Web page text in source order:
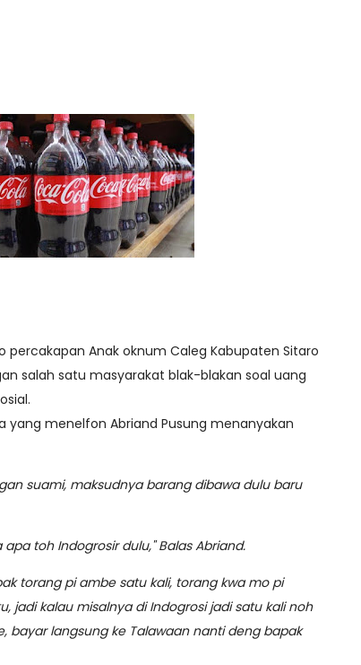
percakapan Anak oknum Caleg Kabupaten Sitaro
salah satu masyarakat blak-blakan soal uang
yang menelfon Abriand Pusung menanyakan
suami, maksudnya barang dibawa dulu baru
toh Indogrosir dulu," Balas Abriand.
torang pi ambe satu kali, torang kwa mo pi
jadi kalau misalnya di Indogrosi jadi satu kali noh
bayar langsung ke Talawaan nanti deng bapak